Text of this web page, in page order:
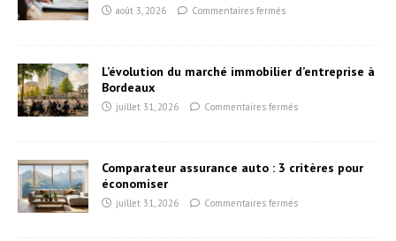
août 3, 2026 Commentaires fermés
L’évolution du marché immobilier d’entreprise à
Bordeaux
juillet 31, 2026 Commentaires fermés
Comparateur assurance auto : 3 critères pour
économiser
juillet 31, 2026 Commentaires fermés